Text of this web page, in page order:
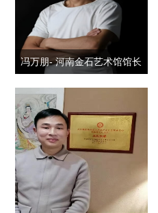
冯万朋- 河南金石艺术馆馆长